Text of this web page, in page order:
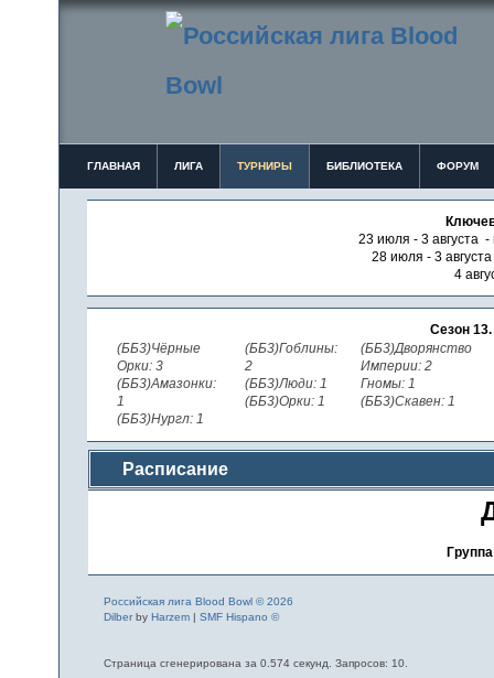
ГЛАВНАЯ ЛИГА ТУРНИРЫ БИБЛИОТЕКА ФОРУМ
23 июля - 3 августа -
28 июля - 3
4
Сезон 13.
(ББ3)Чёрные
Орки: 3
(ББ3)Амазонки:
1
(ББ3)Нургл: 1
(ББ3)Гоблины:
2
(ББ3)Люди: 1
(ББ3)Орки: 1
(ББ3)Дворянство
Империи: 2
Гномы: 1
(ББ3)Скавен: 1
Расписание
Российская лига Blood Bowl © 2026
Dilberby Harzem| SMF Hispano ©
Страница сгенерирована за 0.574 секунд. Запросов: 10.